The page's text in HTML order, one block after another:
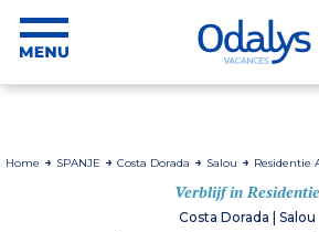
Home SPANJE Costa Dorada Salou Residentie
Verblijf in Residentie
Costa Dorada | Salou